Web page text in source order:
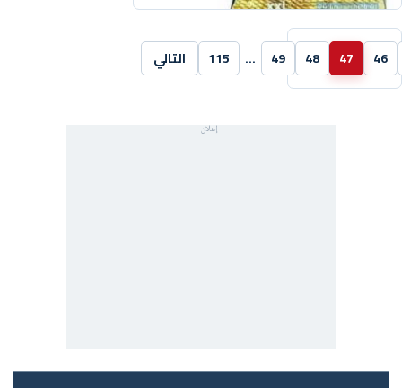
46
47
48
49
…
115 التالي